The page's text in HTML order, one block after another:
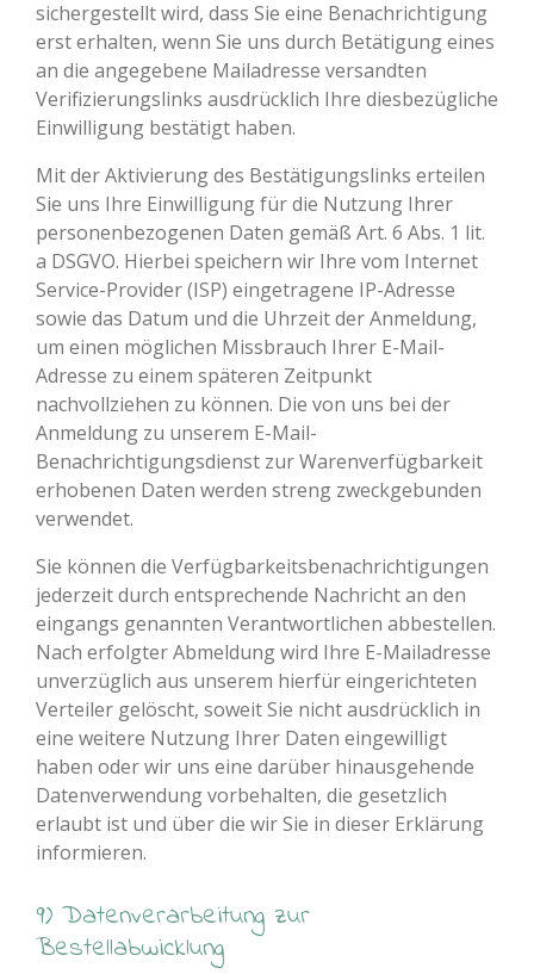
sichergestellt wird, dass Sie eine Benachrichtigung
erst erhalten, wenn Sie uns durch Betätigung eines
an die angegebene Mailadresse versandten
Verifizierungslinks ausdrücklich Ihre diesbezügliche
Einwilligung bestätigt haben.
Mit der Aktivierung des Bestätigungslinks erteilen
Sie uns Ihre Einwilligung für die Nutzung Ihrer
personenbezogenen Daten gemäß Art. 6 Abs. 1 lit.
a DSGVO. Hierbei speichern wir Ihre vom Internet
Service-Provider (ISP) eingetragene IP-Adresse
sowie das Datum und die Uhrzeit der Anmeldung,
um einen möglichen Missbrauch Ihrer E-Mail-
Adresse zu einem späteren Zeitpunkt
nachvollziehen zu können. Die von uns bei der
Anmeldung zu unserem E-Mail-
Benachrichtigungsdienst zur Warenverfügbarkeit
erhobenen Daten werden streng zweckgebunden
verwendet.
Sie können die Verfügbarkeitsbenachrichtigungen
jederzeit durch entsprechende Nachricht an den
eingangs genannten Verantwortlichen abbestellen.
Nach erfolgter Abmeldung wird Ihre E-Mailadresse
unverzüglich aus unserem hierfür eingerichteten
Verteiler gelöscht, soweit Sie nicht ausdrücklich in
eine weitere Nutzung Ihrer Daten eingewilligt
haben oder wir uns eine darüber hinausgehende
Datenverwendung vorbehalten, die gesetzlich
erlaubt ist und über die wir Sie in dieser Erklärung
informieren.
9) Datenverarbeitung zur
Bestellabwicklung